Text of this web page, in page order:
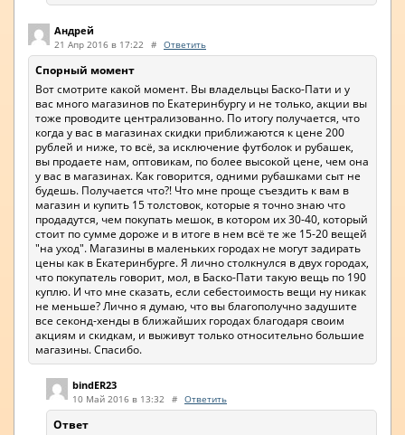
Андрей
21 Апр 2016 в 17:22 # Ответить
Спорный момент
Вот смотрите какой момент. Вы владельцы Баско-Пати и у
вас много магазинов по Екатеринбургу и не только, акции вы
тоже проводите централизованно. По итогу получается, что
когда у вас в магазинах скидки приближаются к цене 200
рублей и ниже, то всё, за исключение футболок и рубашек,
вы продаете нам, оптовикам, по более высокой цене, чем она
у вас в магазинах. Как говорится, одними рубашками сыт не
будешь. Получается что?! Что мне проще съездить к вам в
магазин и купить 15 толстовок, которые я точно знаю что
продадутся, чем покупать мешок, в котором их 30-40, который
стоит по сумме дороже и в итоге в нем всё те же 15-20 вещей
"на уход". Магазины в маленьких городах не могут задирать
цены как в Екатеринбурге. Я лично столкнулся в двух городах,
что покупатель говорит, мол, в Баско-Пати такую вещь по 190
куплю. И что мне сказать, если себестоимость вещи ну никак
не меньше? Лично я думаю, что вы благополучно задушите
все секонд-хенды в ближайших городах благодаря своим
акциям и скидкам, и выживут только относительно большие
магазины. Спасибо.
bindER23
10 Май 2016 в 13:32 # Ответить
Ответ